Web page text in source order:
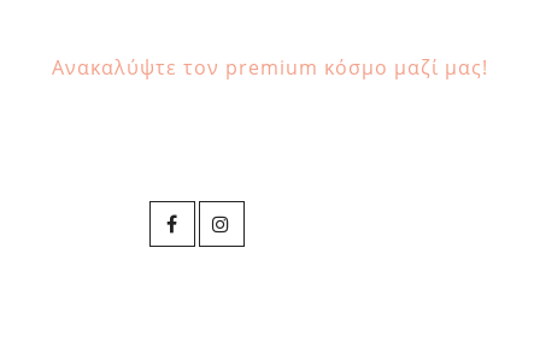
Ανακαλύψτε τον premium κόσμο μαζί μας!